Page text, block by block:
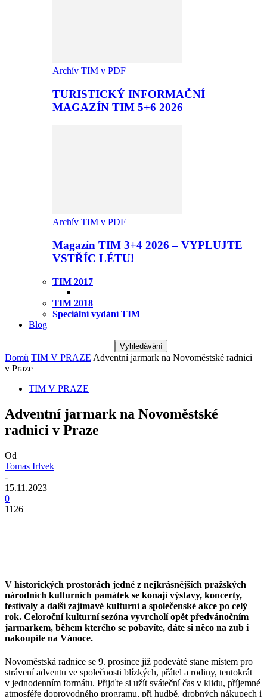
Archív TIM v PDF
TURISTICKÝ INFORMAČNÍ
MAGAZÍN TIM 5+6 2026
Archív TIM v PDF
Magazín TIM 3+4 2026 – VYPLUJTE
VSTŘÍC LÉTU!
TIM 2017
TIM 2018
Speciální vydání TIM
Blog
Domů TIM V PRAZE Adventní jarmark na Novoměstské radnici
v Praze
TIM V PRAZE
Adventní jarmark na Novoměstské
radnici v Praze
Od
Tomas Irlvek
-
15.11.2023
0
1126
V historických prostorách jedné z nejkrásnějších pražských
národních kulturních památek se konají výstavy, koncerty,
festivaly a další zajímavé kulturní a společenské akce po celý
rok. Celoroční kulturní sezóna vyvrcholí opět předvánočním
jarmarkem, během kterého se pobavíte, dáte si něco na zub i
nakoupíte na Vánoce.
Novoměstská radnice se 9. prosince již podeváté stane místem pro
strávení adventu ve společnosti blízkých, přátel a rodiny, tentokrát
v jednodenním formátu. Přijďte si užít sváteční čas v klidu, příjemné
atmosféře doprovodného programu, při hudbě, drobných nákupech i